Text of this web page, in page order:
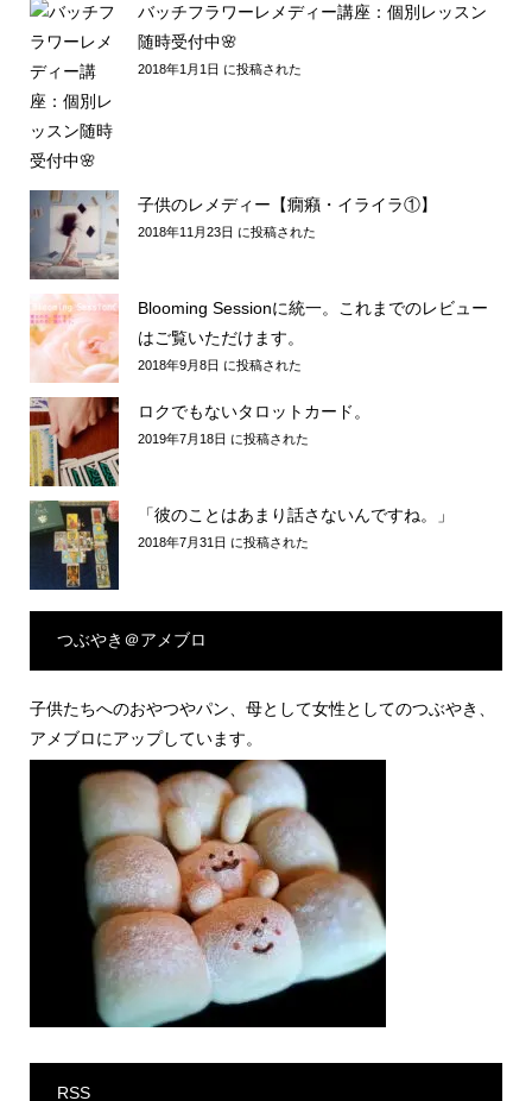
バッチフラワーレメディー講座：個別レッスン
随時受付中🌸
2018年1月1日 に投稿された
子供のレメディー【癇癪・イライラ①】
2018年11月23日 に投稿された
Blooming Sessionに統一。これまでのレビュー
はご覧いただけます。
2018年9月8日 に投稿された
ロクでもないタロットカード。
2019年7月18日 に投稿された
「彼のことはあまり話さないんですね。」
2018年7月31日 に投稿された
つぶやき＠アメブロ
子供たちへのおやつやパン、母として女性としてのつぶやき、
アメブロにアップしています。
RSS